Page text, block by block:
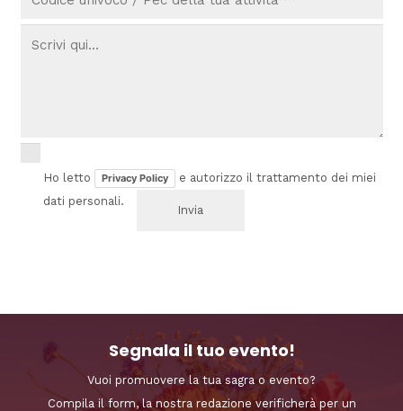
Ho letto Privacy Policy
e autorizzo il trattamento dei miei
dati personali.
Segnala il tuo evento!
Vuoi promuovere la tua sagra o evento?
Compila il form, la nostra redazione verificherà per un